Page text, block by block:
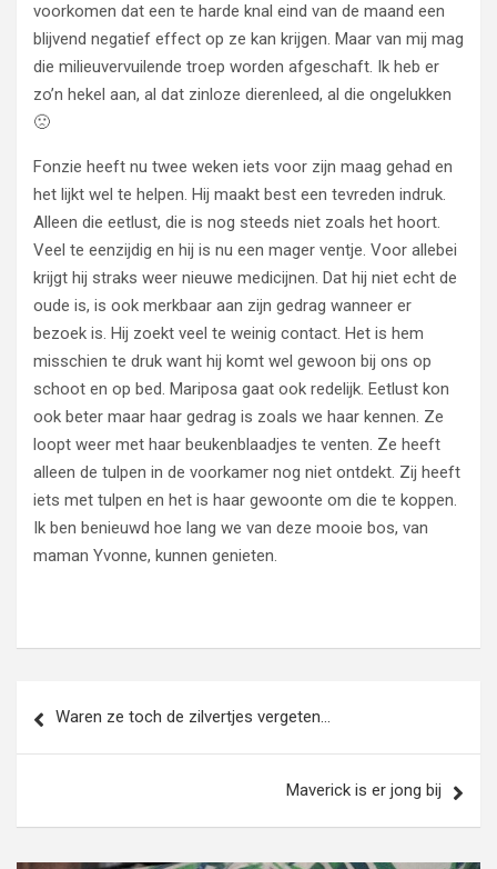
voorkomen dat een te harde knal eind van de maand een
blijvend negatief effect op ze kan krijgen. Maar van mij mag
die milieuvervuilende troep worden afgeschaft. Ik heb er
zo’n hekel aan, al dat zinloze dierenleed, al die ongelukken
🙁
Fonzie heeft nu twee weken iets voor zijn maag gehad en
het lijkt wel te helpen. Hij maakt best een tevreden indruk.
Alleen die eetlust, die is nog steeds niet zoals het hoort.
Veel te eenzijdig en hij is nu een mager ventje. Voor allebei
krijgt hij straks weer nieuwe medicijnen. Dat hij niet echt de
oude is, is ook merkbaar aan zijn gedrag wanneer er
bezoek is. Hij zoekt veel te weinig contact. Het is hem
misschien te druk want hij komt wel gewoon bij ons op
schoot en op bed. Mariposa gaat ook redelijk. Eetlust kon
ook beter maar haar gedrag is zoals we haar kennen. Ze
loopt weer met haar beukenblaadjes te venten. Ze heeft
alleen de tulpen in de voorkamer nog niet ontdekt. Zij heeft
iets met tulpen en het is haar gewoonte om die te koppen.
Ik ben benieuwd hoe lang we van deze mooie bos, van
maman Yvonne, kunnen genieten.
navigatie
Waren ze toch de zilvertjes vergeten…
Maverick is er jong bij